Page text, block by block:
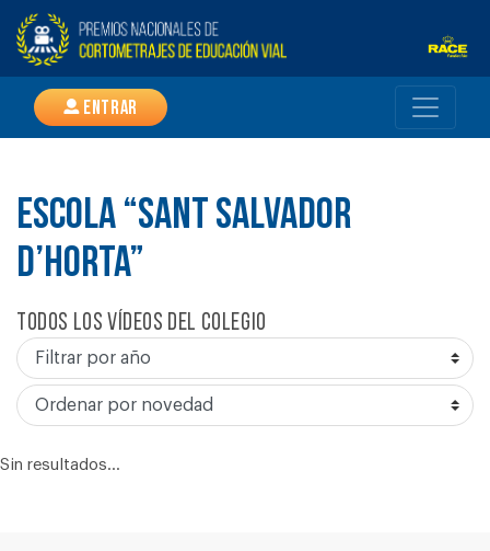
Entrar
ESCOLA “SANT SALVADOR
D’HORTA”
Todos los vídeos del colegio
Sin resultados...